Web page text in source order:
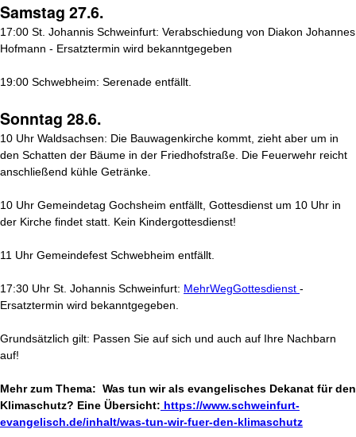
Samstag 27.6.
17:00 St. Johannis Schweinfurt: Verabschiedung von Diakon Johannes
Hofmann - Ersatztermin wird bekanntgegeben
19:00 Schwebheim: Serenade entfällt.
Sonntag 28.6.
10 Uhr Waldsachsen: Die Bauwagenkirche kommt, zieht aber um in
den Schatten der Bäume in der Friedhofstraße. Die Feuerwehr reicht
anschließend kühle Getränke.
10 Uhr Gemeindetag Gochsheim entfällt, Gottesdienst um 10 Uhr in
der Kirche findet statt. Kein Kindergottesdienst!
11 Uhr Gemeindefest Schwebheim entfällt.
17:30 Uhr St. Johannis Schweinfurt: MehrWegGottesdienst -
Ersatztermin wird bekanntgegeben.
Grundsätzlich gilt: Passen Sie auf sich und auch auf Ihre Nachbarn
auf!
Mehr zum Thema: Was tun wir als evangelisches Dekanat für den
Klimaschutz? Eine Übersicht: https://www.schweinfurt-
evangelisch.de/inhalt/was-tun-wir-fuer-den-klimaschutz